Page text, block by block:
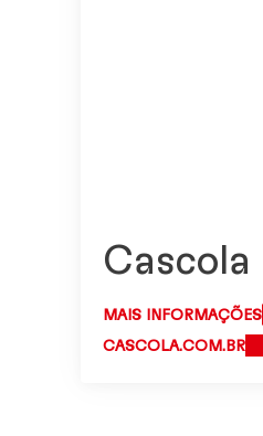
Cascola
MAIS INFORMAÇÕES
CASCOLA.COM.BR